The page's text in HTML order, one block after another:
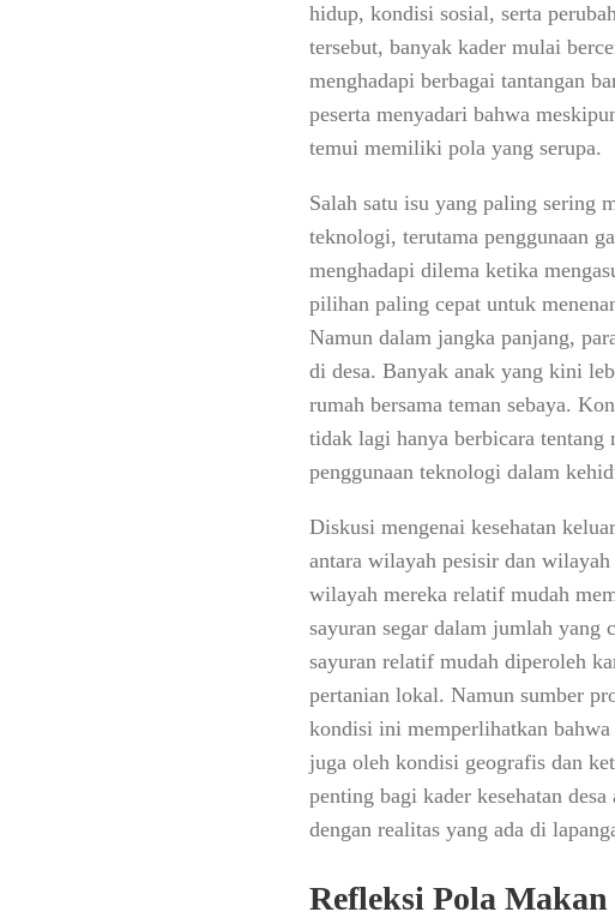
hidup, kondisi sosial, serta
tersebut, banyak kader mulai
menghadapi berbagai tantangan
peserta menyadari bahwa
temui memiliki pola yang serupa.
Salah satu isu yang paling sering
teknologi, terutama penggunaan
menghadapi dilema ketika
pilihan paling cepat untuk
Namun dalam jangka panjang,
di desa. Banyak anak yang kini
rumah bersama teman sebaya.
tidak lagi hanya berbicara tentang
penggunaan teknologi dalam
Diskusi mengenai kesehatan
antara wilayah pesisir dan
wilayah mereka relatif mudah
sayuran segar dalam jumlah yang
sayuran relatif mudah diperoleh
pertanian lokal. Namun sumber
kondisi ini memperlihatkan
juga oleh kondisi geografis dan
penting bagi kader kesehatan
dengan realitas yang ada di
Refleksi Pola